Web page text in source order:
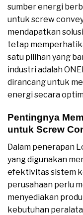
sumber energi
untuk screw
mendapatkan
tetap
satu pilihan yang
industri adalah
dirancang untuk
energi secara
Pentingnya
untuk Screw
Dalam penerapan
yang digunakan
efektivitas sistem
perusahaan perlu
menyediakan
kebutuhan